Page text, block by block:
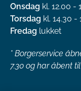
Onsdag kl. 12.00 -
Torsdag kl. 14.30 -
Fredag lukket
* Borgerservice
7.30 og har åbent